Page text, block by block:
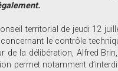
territorial de jeudi 12
le contrôle
de la délibération, Alfred
permet notamment